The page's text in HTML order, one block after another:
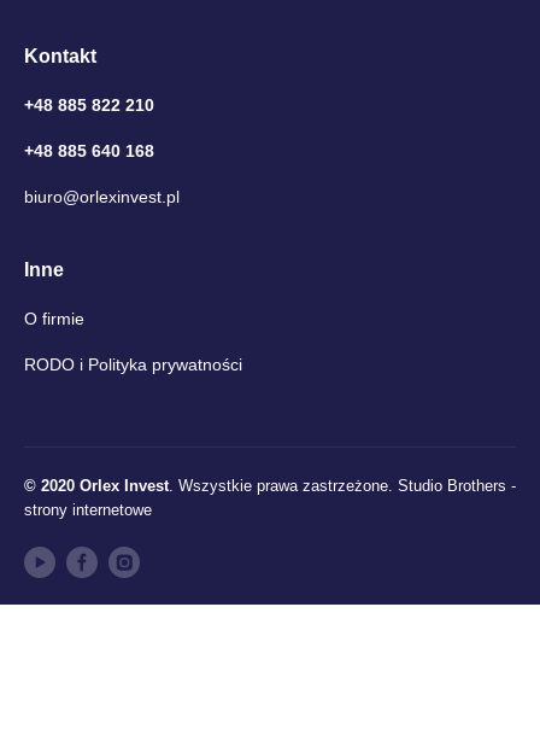
Kontakt
+48 885 822 210
+48 885 640 168
biuro@orlexinvest.pl
Inne
O firmie
RODO i Polityka prywatności
© 2020 Orlex Invest. Wszystkie prawa zastrzeżone. Studio Brothers -
strony internetowe